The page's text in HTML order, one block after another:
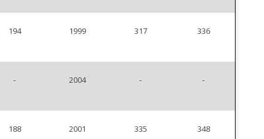
194 1999 317 336
- 2004 - -
188 2001 335 348